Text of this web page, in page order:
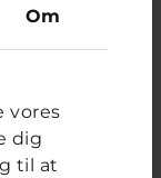
Om
vores
dig
til at
hvad er det?